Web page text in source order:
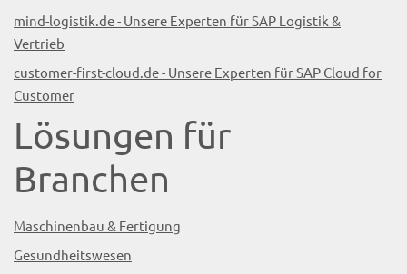
mind-logistik.de - Unsere Experten für SAP Logistik &
Vertrieb
customer-first-cloud.de - Unsere Experten für SAP Cloud for
Customer
Lösungen für
Branchen
Maschinenbau & Fertigung
Gesundheitswesen